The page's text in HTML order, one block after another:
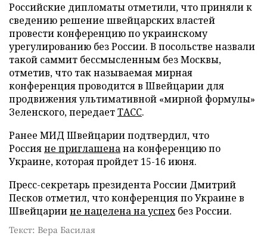
Российские дипломаты отметили, что приняли к
сведению решение швейцарских властей
провести конференцию по украинскому
урегулированию без России. В посольстве назвали
такой саммит бессмысленным без Москвы,
отметив, что так называемая мирная
конференция проводится в Швейцарии для
продвижения ультимативной «мирной формулы»
Зеленского, передаетТАСС.
Ранее МИД Швейцарии подтвердил, что
Россияне приглашенана конференцию по
Украине, которая пройдет 15-16 июня.
Пресс-секретарь президента России Дмитрий
Песков отметил, что конференция по Украине в
Швейцариине нацелена на успехбез России.
Текст: Вера Басилая